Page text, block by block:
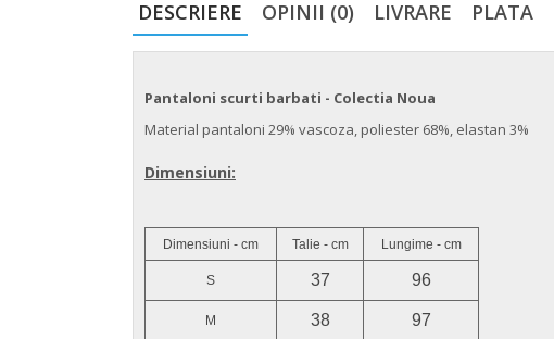
DESCRIERE OPINII (0) LIVRARE PLATA
Pantaloni scurti barbati - Colectia Noua
Material pantaloni 29% vascoza, poliester 68%, elastan 3%
Dimensiuni:
Dimensiuni - cm Talie - cm Lungime - cm
S 37 96
M 38 97